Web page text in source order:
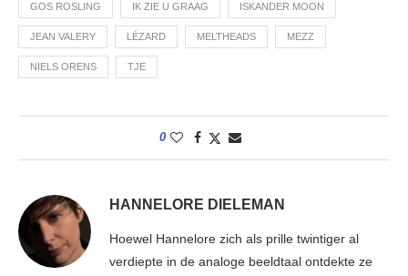
GOS ROSLING IK ZIE U GRAAG ISKANDER MOON
JEAN VALERY LÉZARD MELTHEADS MEZZ
NIELS ORENS TJE
0
HANNELORE DIELEMAN
Hoewel Hannelore zich als prille twintiger al
verdiepte in de analoge beeldtaal ontdekte ze